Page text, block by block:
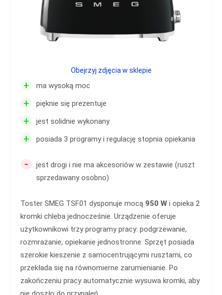
+ ma wysoką moc
+ pięknie się prezentuje
+ jest solidnie wykonany
+ posiada 3 programy i regulację stopnia opiekania
-
jest drogi i nie ma akcesoriów w zestawie (ruszt
sprzedawany osobno)
Toster SMEG TSF01 dysponuje mocą 950 W i opieka 2
kromki chleba jednocześnie. Urządzenie oferuje
użytkownikowi trzy programy pracy: podgrzewanie,
rozmrażanie, opiekanie jednostronne. Sprzęt posiada
szerokie kieszenie z samocentrującymi rusztami, co
przekłada się na równomierne zarumienianie. Po
zakończeniu pracy automatycznie wysuwa kromki, aby
Obejrzyj zdjęcia w sklepie